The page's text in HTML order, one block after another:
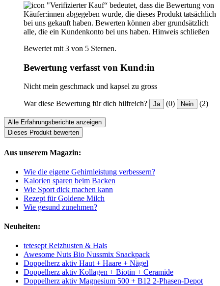
"Verifizierter Kauf“ bedeutet, dass die Bewertung von
Käufer:innen abgegeben wurde, die dieses Produkt tatsächlich
bei uns gekauft haben. Bewerten können aber grundsätzlich
alle, die ein Kundenkonto bei uns haben. Hinweis schließen
Bewertet mit 3 von 5 Sternen.
Bewertung verfasst von Kund:in
Nicht mein geschmack und kapsel zu gross
War diese Bewertung für dich hilfreich? Ja (0) Nein (2)
Alle Erfahrungsberichte anzeigen
Dieses Produkt bewerten
Aus unserem Magazin:
Wie die eigene Gehirnleistung verbessern?
Kalorien sparen beim Backen
Wie Sport dick machen kann
Rezept für Goldene Milch
Wie gesund zunehmen?
Neuheiten:
tetesept Reizhusten & Hals
Awesome Nuts Bio Nussmix Snackpack
Doppelherz aktiv Haut + Haare + Nägel
Doppelherz aktiv Kollagen + Biotin + Ceramide
Doppelherz aktiv Magnesium 500 + B12 2-Phasen-Depot